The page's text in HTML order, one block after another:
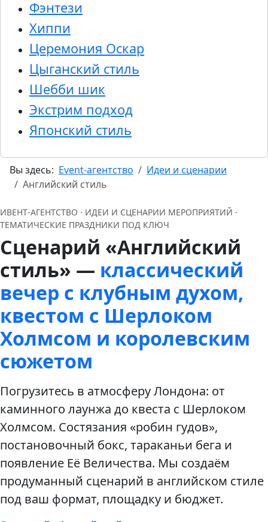
Фэнтези
Хиппи
Церемония Оскар
Цыганский стиль
Шебби шик
Экстрим подход
Японский стиль
Вы здесь: Event-агентство
Идеи и сценарии
Английский стиль
ИВЕНТ‑АГЕНТСТВО · ИДЕИ И СЦЕНАРИИ МЕРОПРИЯТИЙ ·
ТЕМАТИЧЕСКИЕ ПРАЗДНИКИ ПОД КЛЮЧ
Сценарий «Английский
стиль» — классический
вечер с клубным духом,
квестом с Шерлоком
Холмсом и королевским
сюжетом
Погрузитесь в атмосферу Лондона: от
каминного лаунжа до квеста с Шерлоком
Холмсом. Состязания «робин гудов»,
постановочный бокс, тараканьи бега и
появление Её Величества. Мы создаём
продуманный сценарий в английском стиле
под ваш формат, площадку и бюджет.